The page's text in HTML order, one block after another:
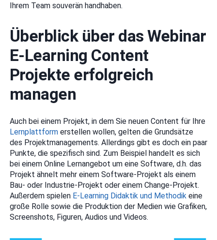
Ihrem Team souverän handhaben.
Überblick über das Webinar
E-Learning Content
Projekte erfolgreich
managen
Auch bei einem Projekt, in dem Sie neuen Content für Ihre
Lernplattform erstellen wollen, gelten die Grundsätze
des Projektmanagements. Allerdings gibt es doch ein paar
Punkte, die spezifisch sind. Zum Beispiel handelt es sich
bei einem Online Lernangebot um eine Software, d.h. das
Projekt ähnelt mehr einem Software-Projekt als einem
Bau- oder Industrie-Projekt oder einem Change-Projekt.
Außerdem spielen E-Learning Didaktik und Methodik eine
große Rolle sowie die Produktion der Medien wie Grafiken,
Screenshots, Figuren, Audios und Videos.